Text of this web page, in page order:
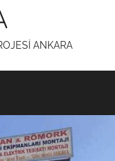
ANKARA